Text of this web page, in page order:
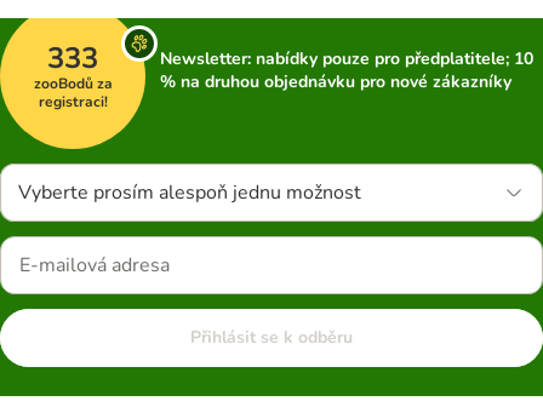
333
zooBodů za
registraci!
Newsletter: nabídky pouze pro předplatitele; 10
% na druhou objednávku pro nové zákazníky
Vyberte prosím alespoň jednu možnost
Přihlásit se k odběru